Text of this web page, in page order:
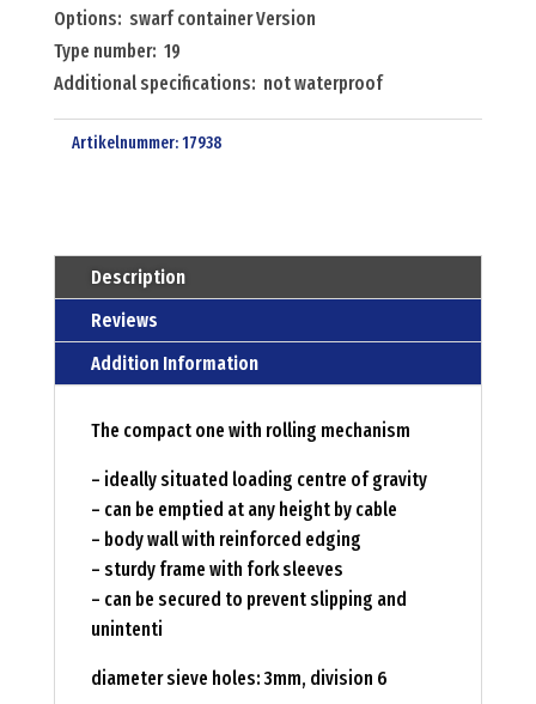
Options: swarf container Version
Type number: 19
Additional specifications: not waterproof
Artikelnummer:17938
Description
Reviews
Addition Information
The compact one with rolling mechanism
– ideally situated loading centre of gravity
– can be emptied at any height by cable
– body wall with reinforced edging
– sturdy frame with fork sleeves
– can be secured to prevent slipping and
unintenti
diameter sieve holes: 3mm, division 6